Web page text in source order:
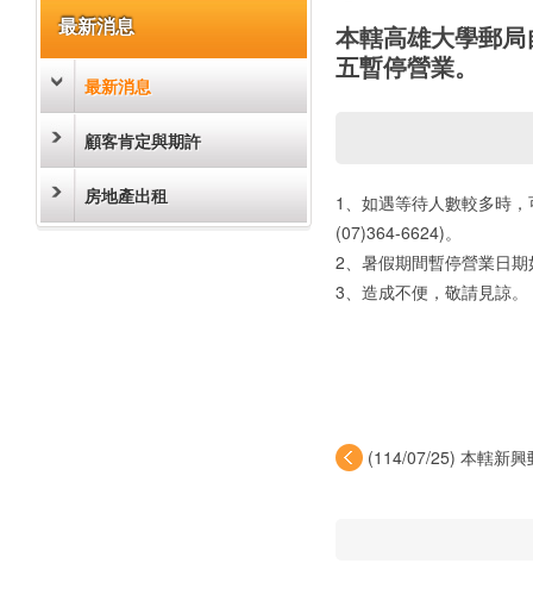
最新消息
最新消息
顧客肯定與期許
房地產出租
本轄高雄大學郵
五暫停營業。
1、如遇等待人數較多時
(07)364-6624)。
2、暑假期間暫停營業日
3、造成不便，敬請見諒。
(114/07/25) 本轄新